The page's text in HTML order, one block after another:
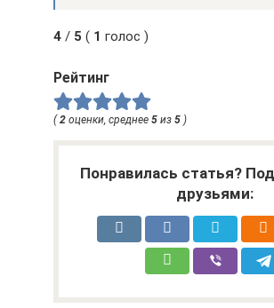
4 / 5 ( 1 голос )
Рейтинг
( 2 оценки, среднее 5 из 5 )
Понравилась статья?
друзьями: